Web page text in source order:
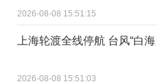
2026-08-08 15:51:15
上海轮渡全线停航 台风“白
2026-08-08 15:51:03